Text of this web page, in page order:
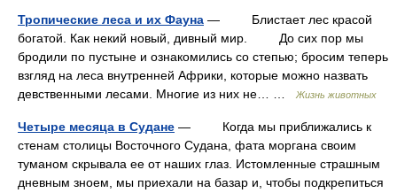
Тропические леса и их Фауна — Блистает лес красой
богатой. Как некий новый, дивный мир. До сих пор мы
бродили по пустыне и ознакомились со степью; бросим теперь
взгляд на леса внутренней Африки, которые можно назвать
девственными лесами. Многие из них не… …
Жизнь животных
Четыре месяца в Судане — Когда мы приближались к
стенам столицы Восточного Судана, фата моргана своим
туманом скрывала ее от наших глаз. Истомленные страшным
дневным зноем, мы приехали на базар и, чтобы подкрепиться